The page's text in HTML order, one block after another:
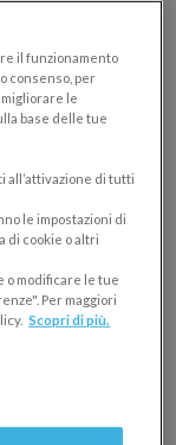
sia
quando va
il funzionamento
consenso, per
le
base delle tue
all’attivazione di tutti
le impostazioni di
di cookie o altri
o modificare le tue
Per maggiori
Scopri di più.